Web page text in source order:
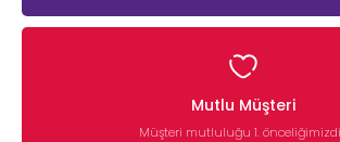
Mutlu Müşteri
Müşteri mutluluğu 1.